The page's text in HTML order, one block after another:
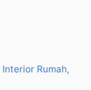
Rumah,